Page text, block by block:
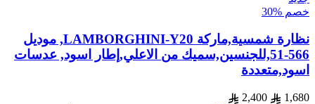
خصم %30
نظارة شمسية,ماركة LAMBORGHINI-Y20, موديل
566-51,للجنسين,سميك من الاعلي,إطار اسود, عدسات
اسود,متعددة
1,680
2,400